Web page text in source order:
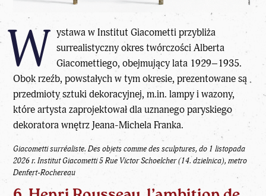
W ystawa w Institut Giacometti przybliża
surrealistyczny okres twórczości Alberta
Giacomettiego, obejmujący lata 1929–1935.
Obok rzeźb, powstałych w tym okresie, prezentowane są
przedmioty sztuki dekoracyjnej, m.in. lampy i wazony,
które artysta zaprojektował dla uznanego paryskiego
dekoratora wnętrz Jeana-Michela Franka.
Giacometti surréaliste. Des objets comme des sculptures, do 1 listopada
2026 r. Institut Giacometti 5 Rue Victor Schoelcher (14. dzielnica), metro
Denfert-Rochereau